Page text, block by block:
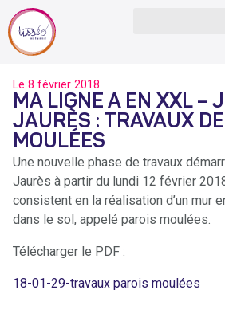
Le 8 février 2018
MA LIGNE A EN XXL –
JAURÈS : TRAVAUX
MOULÉES
Une nouvelle phase de travaux
Jaurès à partir du lundi 12 février
consistent en la réalisation d’un mur
dans le sol, appelé parois moulées.
Télécharger le PDF :
18-01-29-travaux parois moulées